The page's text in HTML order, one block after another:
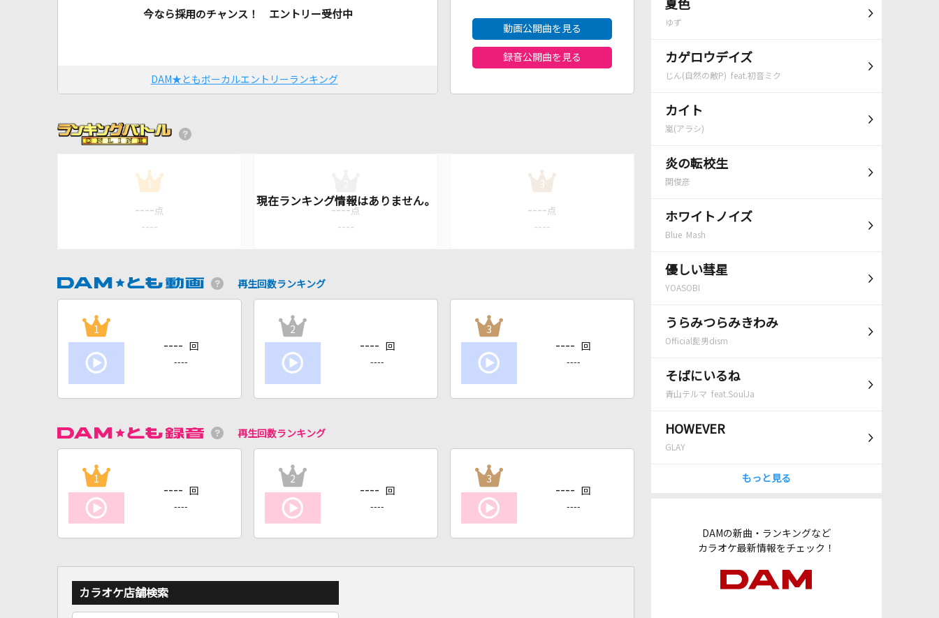
夏色
ゆず
カゲロウデイズ
じん(自然の敵P) feat.初音ミク
カイト
嵐(アラシ)
炎の転校生
関俊彦
ホワイトノイズ
Blue Mash
優しい彗星
YOASOBI
うらみつらみきわみ
Official髭男dism
そばにいるね
青山テルマ feat.SoulJa
HOWEVER
GLAY
もっと見る
DAMの新曲・ランキングなど
カラオケ最新情報をチェック！
今なら採用のチャンス！ エントリー受付中
DAM★ともボーカルエントリーランキング
動画公開曲を見る
録音公開曲を見る
1
---- 点
----
---- 点
----
3
---- 点
----
再生回数ランキング
1
---- 回
----
2
---- 回
----
3
---- 回
----
再生回数ランキング
1
---- 回
----
2
---- 回
----
3
---- 回
----
カラオケ店舗検索